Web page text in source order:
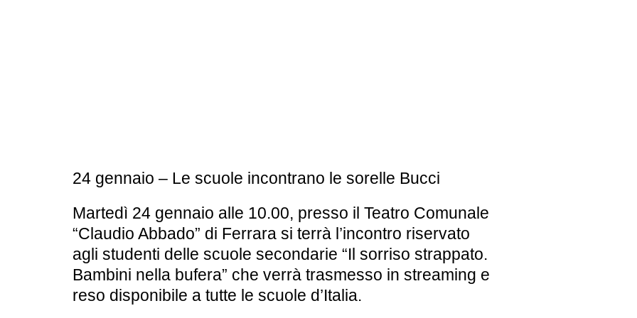
CAPIRE L’EBRAISMO
CALENDARIO & FESTIVITÀ
OGGETTI & SIMBOLI
IL CICLO DELLA VITA
SHOAH BIGLIETTI
24 gennaio – Le scuole incontrano le sorelle Bucci
Martedì 24 gennaio alle 10.00, presso il Teatro Comunale
“Claudio Abbado” di Ferrara si terrà l’incontro riservato
agli studenti delle scuole secondarie “Il sorriso strappato.
Bambini nella bufera” che verrà trasmesso in streaming e
reso disponibile a tutte le scuole d’Italia.